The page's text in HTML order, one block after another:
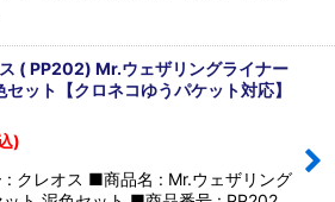
( PP202) Mr.ウェザリングライナー
セット【クロネコゆうパケット対応】
)
クレオス ■商品名 : Mr.ウェザリング